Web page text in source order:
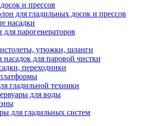
и прессов
для гладильных досок и прессов
насадки
парогенераторов
утюжки, шланги
для паровой чистки
переходники
гладильной техники
для воды
для гладильных систем